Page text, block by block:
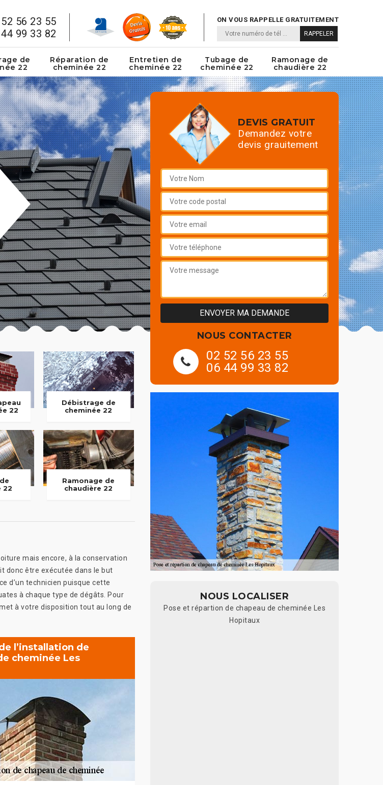
56 23 55
99 33 82
ON VOUS RAPPELLE GRATUITEMENT
de
22
Réparation de
cheminée 22
Entretien de
cheminée 22
Tubage de
cheminée 22
Ramonage de
chaudière 22
22
Débistrage de
cheminée 22
22
Ramonage de
chaudière 22
mais encore, à la conservation
donc être exécutée dans le but
d’un technicien puisque cette
à chaque type de dégâts. Pour
à votre disposition tout au long de
l’installation de
cheminée Les
DEVIS GRATUIT
Demandez votre
devis grauitement
NOUS CONTACTER
02 52 56 23 55
06 44 99 33 82
NOUS LOCALISER
Pose et répartion de chapeau de cheminée Les
Hopitaux